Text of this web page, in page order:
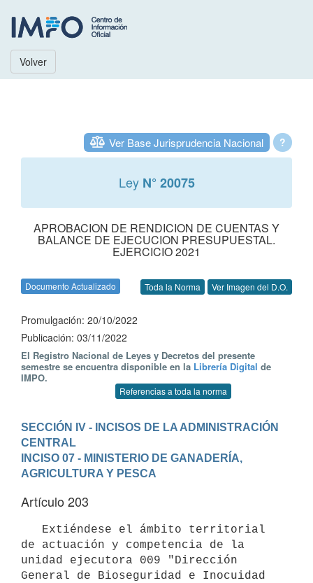
Volver
?
Ver Base Jurisprudencia Nacional
Ley N° 20075
APROBACION DE RENDICION DE CUENTAS Y
BALANCE DE EJECUCION PRESUPUESTAL.
EJERCICIO 2021
Documento Actualizado Toda la Norma Ver Imagen del D.O.
Promulgación: 20/10/2022
Publicación: 03/11/2022
El Registro Nacional de Leyes y Decretos del presente
semestre se encuentra disponible en la Librería Digital de
IMPO.
Referencias a toda la norma
SECCIÓN IV - INCISOS DE LA ADMINISTRACIÓN
CENTRAL
INCISO 07 - MINISTERIO DE GANADERÍA,
AGRICULTURA Y PESCA
Artículo 203
de actuación y competencia de la
unidad ejecutora 009 "Dirección
General de Bioseguridad e Inocuidad